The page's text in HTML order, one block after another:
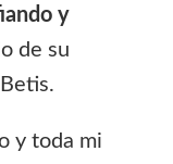
y
de su
y toda mi